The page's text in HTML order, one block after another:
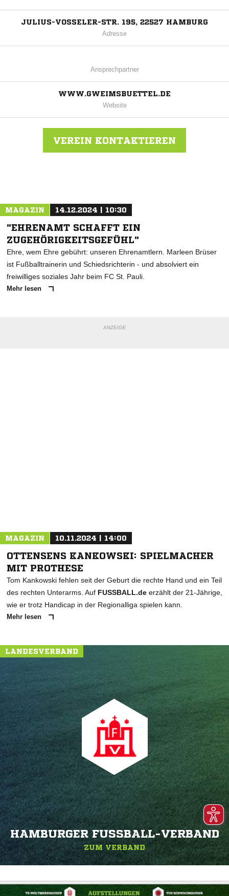
JULIUS-VOSSELER-STR. 195, 22527 HAMBURG
Adresse
Ansprechpartner
WWW.GWEIMSBUETTEL.DE
Website
VEREIN KONTAKTIEREN
MAGAZIN 14.12.2024 | 10:30
"EHRENAMT SCHAFFT EIN
ZUGEHÖRIGKEITSGEFÜHL"
Ehre, wem Ehre gebührt: unseren Ehrenamtlern. Marleen Brüser
ist Fußballtrainerin und Schiedsrichterin - und absolviert ein
freiwilliges soziales Jahr beim FC St. Pauli.
Mehr lesen
ANZEIGE
MAGAZIN 10.11.2024 | 14:00
OTTENSENS KANKOWSKI: SPIELMACHER
MIT PROTHESE
Tom Kankowski fehlen seit der Geburt die rechte Hand und ein Teil
des rechten Unterarms. Auf FUSSBALL.de erzählt der 21-Jährige,
wie er trotz Handicap in der Regionalliga spielen kann.
Mehr lesen
LANDESVERBAND
HAMBURGER FUSSBALL-VERBAND
ZUM VERBAND